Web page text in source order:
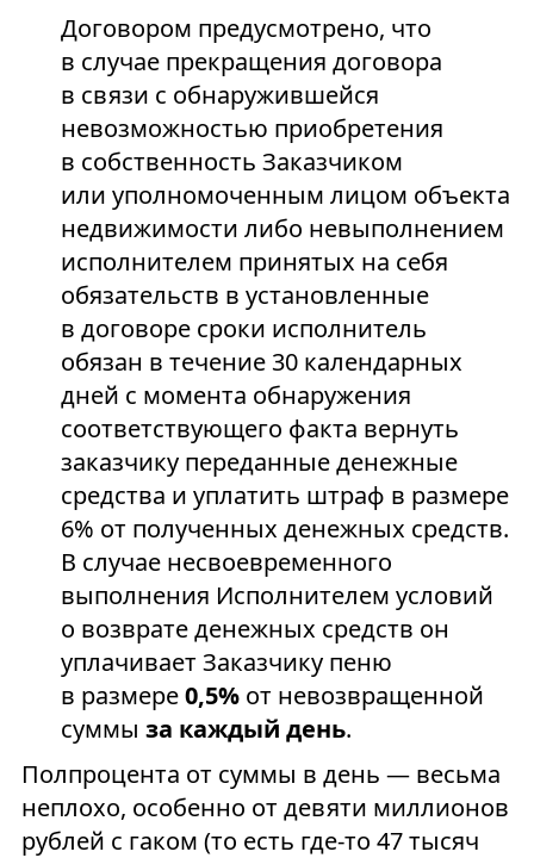
Договором предусмотрено, что
в случае прекращения договора
в связи с обнаружившейся
невозможностью приобретения
в собственность Заказчиком
или уполномоченным лицом объекта
недвижимости либо невыполнением
исполнителем принятых на себя
обязательств в установленные
в договоре сроки исполнитель
обязан в течение 30 календарных
дней с момента обнаружения
соответствующего факта вернуть
заказчику переданные денежные
средства и уплатить штраф в размере
6% от полученных денежных средств.
В случае несвоевременного
выполнения Исполнителем условий
о возврате денежных средств он
уплачивает Заказчику пеню
в размере0,5%от невозвращенной
суммы за каждый день.
Полпроцента от суммы в день — весьма
неплохо, особенно от девяти миллионов
рублей с гаком (то есть где-то 47 тысяч